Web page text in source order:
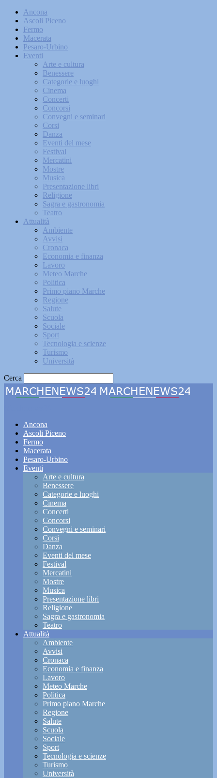
Ancona
Ascoli Piceno
Fermo
Macerata
Pesaro-Urbino
Eventi
Arte e cultura
Benessere
Categorie e luoghi
Cinema
Concerti
Concorsi
Convegni e seminari
Corsi
Danza
Eventi del mese
Festival
Mercatini
Mostre
Musica
Presentazione libri
Religione
Sagra e gastronomia
Teatro
Attualità
Ambiente
Avvisi
Cronaca
Economia e finanza
Lavoro
Meteo Marche
Politica
Primo piano Marche
Regione
Salute
Scuola
Sociale
Sport
Tecnologia e scienze
Turismo
Università
Cerca
Ancona
Ascoli Piceno
Fermo
Macerata
Pesaro-Urbino
Eventi
Arte e cultura
Benessere
Categorie e luoghi
Cinema
Concerti
Concorsi
Convegni e seminari
Corsi
Danza
Eventi del mese
Festival
Mercatini
Mostre
Musica
Presentazione libri
Religione
Sagra e gastronomia
Teatro
Attualità
Ambiente
Avvisi
Cronaca
Economia e finanza
Lavoro
Meteo Marche
Politica
Primo piano Marche
Regione
Salute
Scuola
Sociale
Sport
Tecnologia e scienze
Turismo
Università